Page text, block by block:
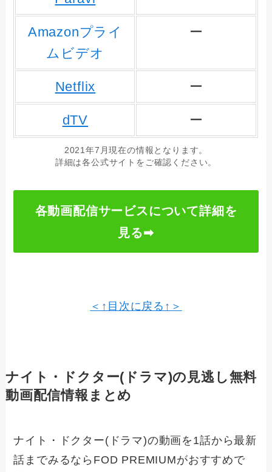
Amazonプライ
ムビデオ
ー
Netflix ー
dTV ー
2021年7月現在の情報となります。
詳細は各公式サイトをご確認ください。
各動画配信サービスについて詳細を
見る➡
＜↑目次に戻る↑＞
ナイト・ドクター(ドラマ)の見逃し無料
動画配信情報まとめ
ナイト・ドクター(ドラマ)の動画を1話から最新
話までみるならFOD PREMIUMがおすすめで